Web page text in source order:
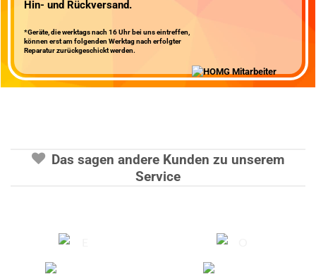
Hin- und Rückversand.
*Geräte, die werktags nach 16 Uhr bei uns eintreffen,
können erst am folgenden Werktag nach erfolgter
Reparatur zurückgeschickt werden.
Das sagen andere Kunden zu unserem
Service